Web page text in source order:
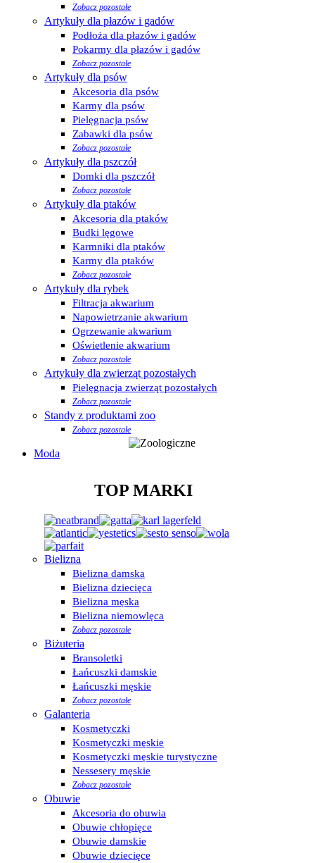
Zobacz pozostałe
Artykuły dla płazów i gadów
Podłoża dla płazów i gadów
Pokarmy dla płazów i gadów
Zobacz pozostałe
Artykuły dla psów
Akcesoria dla psów
Karmy dla psów
Pielęgnacja psów
Zabawki dla psów
Zobacz pozostałe
Artykuły dla pszczół
Domki dla pszczół
Zobacz pozostałe
Artykuły dla ptaków
Akcesoria dla ptaków
Budki lęgowe
Karmniki dla ptaków
Karmy dla ptaków
Zobacz pozostałe
Artykuły dla rybek
Filtracja akwarium
Napowietrzanie akwarium
Ogrzewanie akwarium
Oświetlenie akwarium
Zobacz pozostałe
Artykuły dla zwierząt pozostałych
Pielęgnacja zwierząt pozostałych
Zobacz pozostałe
Standy z produktami zoo
Zobacz pozostałe
Moda
TOP MARKI
Bielizna
Bielizna damska
Bielizna dziecięca
Bielizna męska
Bielizna niemowlęca
Zobacz pozostałe
Biżuteria
Bransoletki
Łańcuszki damskie
Łańcuszki męskie
Zobacz pozostałe
Galanteria
Kosmetyczki
Kosmetyczki męskie
Kosmetyczki męskie turystyczne
Nessesery męskie
Zobacz pozostałe
Obuwie
Akcesoria do obuwia
Obuwie chłopięce
Obuwie damskie
Obuwie dziecięce